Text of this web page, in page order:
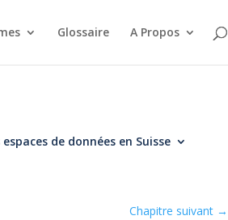
Glossaire A Propos
de données en Suisse
Chapitre suivant→